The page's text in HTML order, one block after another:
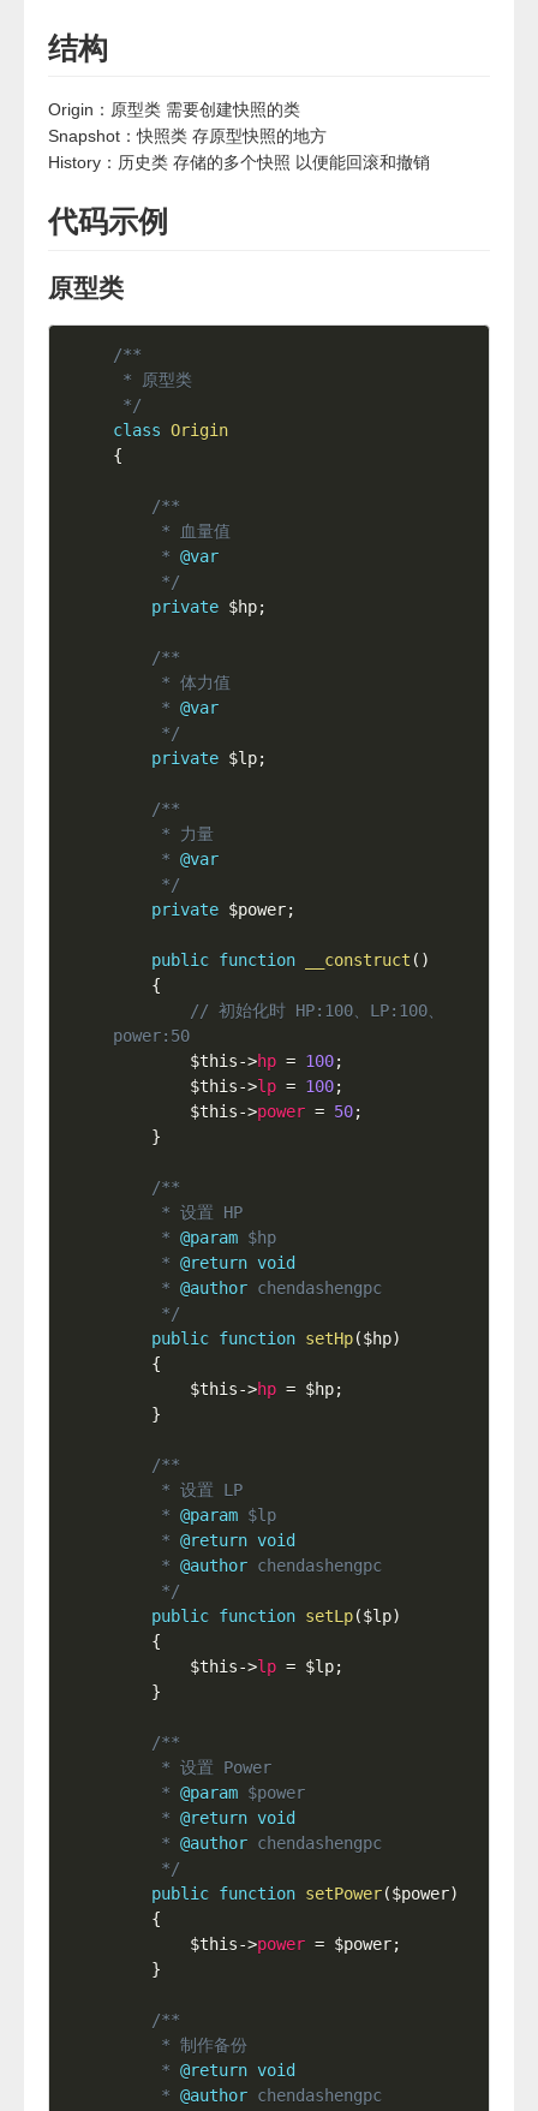
结构
Origin：原型类 需要创建快照的类
Snapshot：快照类 存原型快照的地方
History：历史类 存储的多个快照 以便能回滚和撤销
代码示例
原型类
/**
*/
class Origin
{
/**
     *
@var
     */
private $hp;
/**
     *
@var
     */
private $lp;
/**
     *
@var
     */
private $power;
public function __construct ( )
{
// 初始化时 HP:100、LP:100、
power:50
$this->hp = 100;
$this->lp = 100;
$this->power = 50;
}
/**
     *
@param $hp
     *
@return void
     *
@author chendashengpc
     */
public function setHp($hp)
{
$this->hp = $hp;
}
/**
     *
@param $lp
     *
@return void
     *
@author chendashengpc
     */
public function setLp($lp)
{
$this->lp = $lp;
}
/**
     *
@param $power
     *
@return void
     *
@author chendashengpc
     */
public function setPower($power)
{
$this->power = $power;
}
/**
     *
@return void
     *
@author chendashengpc